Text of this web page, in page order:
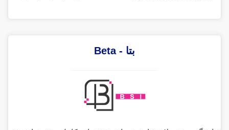
بتا - Beta